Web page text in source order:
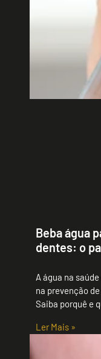
Beba água
dentes: o
A água na
na prevenção
Saiba porquê e
Ler Mais »